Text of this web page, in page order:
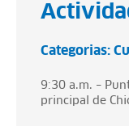
Categorias:
9:30 a.m. –
principal de